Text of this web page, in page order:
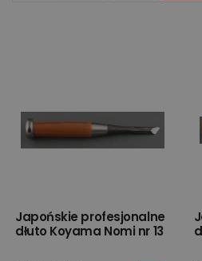
Japońskie profesjonalne
dłuto Koyama Nomi nr 13